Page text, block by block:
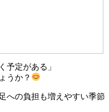
予定がある」
うか？
への負担も増えやすい季節